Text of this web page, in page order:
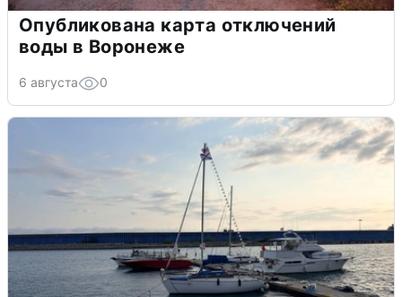
Опубликована карта отключений
воды в Воронеже
6 августа 0